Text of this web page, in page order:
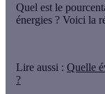
Quel est le
énergies ? Voici la
Lire aussi : Quelle
?